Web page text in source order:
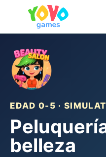
EDAD 0-5 ·
belleza